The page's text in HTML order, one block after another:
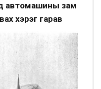
автомашины зам
хэрэг гарав